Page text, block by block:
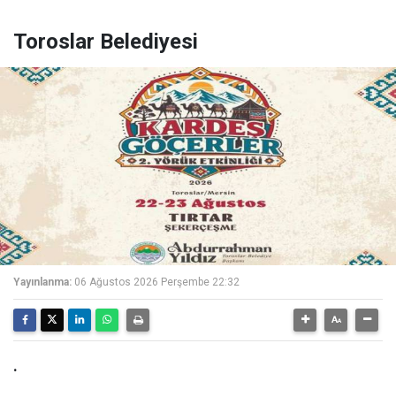
Toroslar Belediyesi
Yayınlanma: 06 Ağustos 2026 Perşembe 22:32
.